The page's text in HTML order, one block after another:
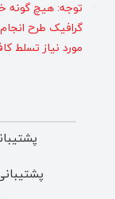
توجه: هیچ گونه
گرافیک طرح
مورد نیاز تسلط